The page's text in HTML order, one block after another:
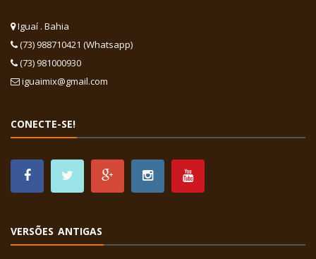
Iguaí . Bahia
(73) 988710421 (Whatsapp)
(73) 981000930
iguaimix@gmail.com
CONECTE-SE!
VERSÕES ANTIGAS